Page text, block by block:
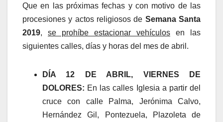
Que en las próximas fechas y con motivo de las
procesiones y actos religiosos de Semana Santa
2019, se prohíbe estacionar vehículos en las
siguientes calles, días y horas del mes de abril.
DÍA 12 DE ABRIL, VIERNES DE
DOLORES: En las calles Iglesia a partir del
cruce con calle Palma, Jerónima Calvo,
Hernández Gil, Pontezuela, Plazoleta de